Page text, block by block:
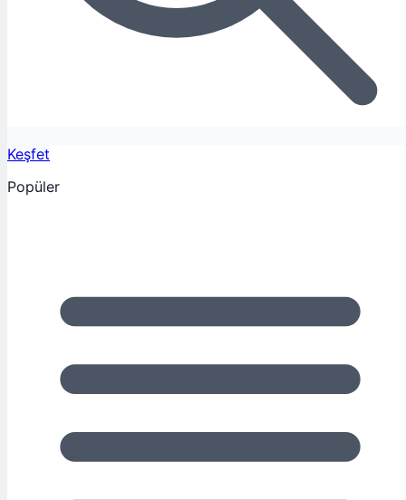
Keşfet
Popüler